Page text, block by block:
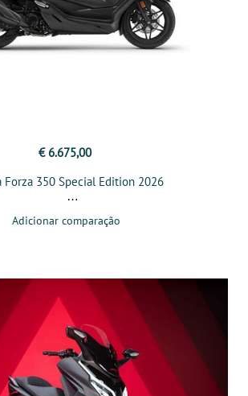
€ 6.675,00
Forza 350 Special Edition 2026
Adicionar comparação